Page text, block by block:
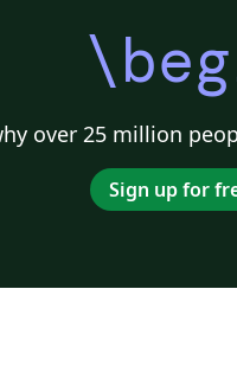
over 25 million
Sign up for